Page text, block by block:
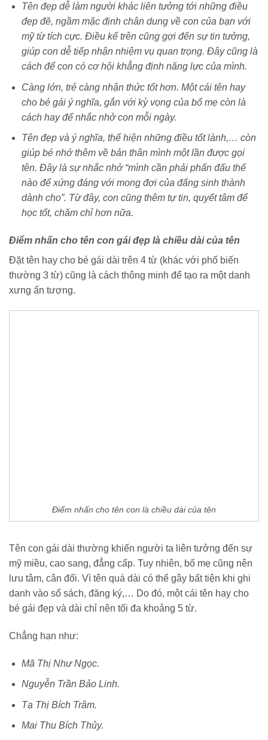
Tên đẹp dễ làm người khác liên tưởng tới những điều
đẹp đẽ, ngầm mặc định chân dung về con của bạn với
mỹ từ tích cực. Điều kể trên cũng gợi đến sự tin tưởng,
giúp con dễ tiếp nhận nhiệm vụ quan trọng. Đây cũng là
cách để con có cơ hội khẳng định năng lực của mình.
Càng lớn, trẻ càng nhận thức tốt hơn. Một cái tên hay
cho bé gái ý nghĩa, gắn với kỳ vọng của bố mẹ còn là
cách hay để nhắc nhở con mỗi ngày.
Tên đẹp và ý nghĩa, thể hiện những điều tốt lành,… còn
giúp bé nhớ thêm về bản thân mình một lần được gọi
tên. Đây là sự nhắc nhở “mình cần phải phấn đấu thế
nào để xứng đáng với mong đợi của đấng sinh thành
dành cho”. Từ đây, con cũng thêm tự tin, quyết tâm để
học tốt, chăm chỉ hơn nữa.
Điểm nhấn cho tên con gái đẹp là chiều dài của tên
Đặt tên hay cho bé gái dài trên 4 từ (khác với phổ biến
thường 3 từ) cũng là cách thông minh để tạo ra một danh
xưng ấn tượng.
Điểm nhấn cho tên con là chiều dài của tên
Tên con gái dài thường khiến người ta liên tưởng đến sự
mỹ miều, cao sang, đẳng cấp. Tuy nhiên, bố mẹ cũng nên
lưu tâm, cân đối. Vì tên quá dài có thể gây bất tiện khi ghi
danh vào sổ sách, đăng ký,… Do đó, một cái tên hay cho
bé gái đẹp và dài chỉ nên tối đa khoảng 5 từ.
Chẳng hạn như:
Mã Thị Như Ngọc.
Nguyễn Trần Bảo Linh.
Tạ Thị Bích Trâm.
Mai Thu Bích Thủy.